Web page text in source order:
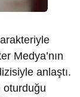
Medya’nın
anlaştı.
oturduğu